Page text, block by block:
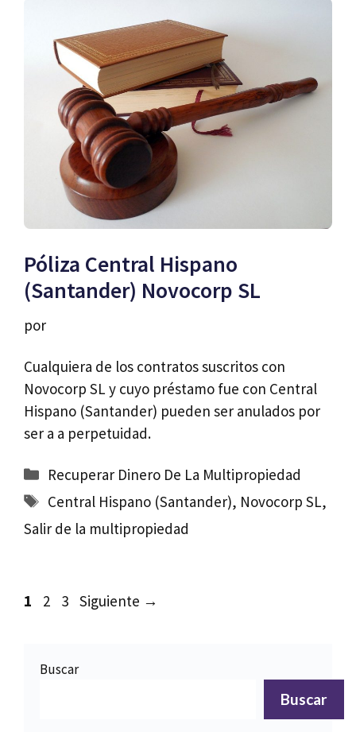
Póliza Central Hispano
(Santander) Novocorp SL
por
Cualquiera de los contratos suscritos con
Novocorp SL y cuyo préstamo fue con Central
Hispano (Santander) pueden ser anulados por
ser a a perpetuidad.
Categorías
Recuperar Dinero De La Multipropiedad
Etiquetas
Central Hispano (Santander), Novocorp SL,
Salir de la multipropiedad
Página
1 Página
2 Página
3 Siguiente →
Buscar
Buscar